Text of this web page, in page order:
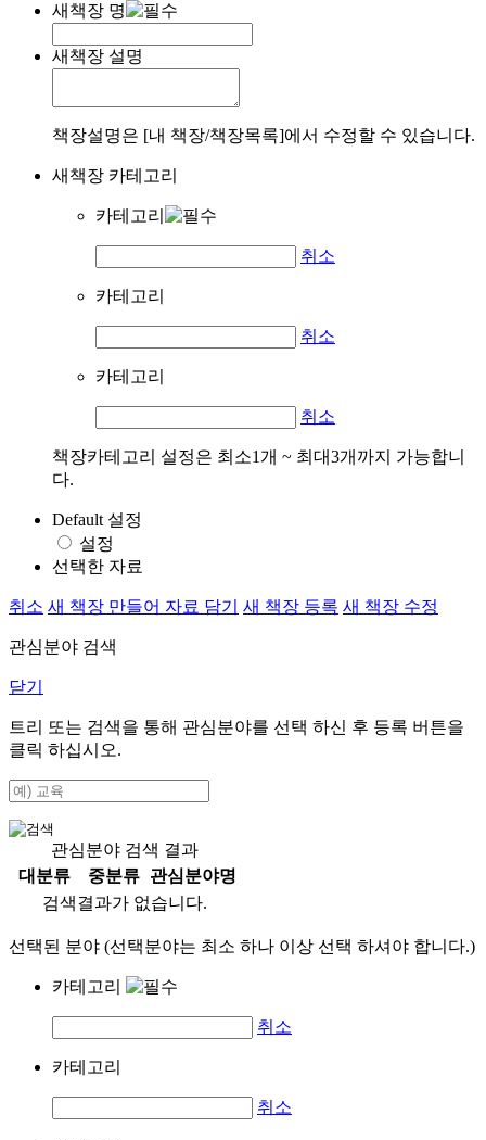
새책장 명
새책장 설명
책장설명은 [내 책장/책장목록]에서 수정할 수 있습니다.
새책장 카테고리
카테고리
취소
카테고리
취소
카테고리
취소
책장카테고리 설정은 최소1개 ~ 최대3개까지 가능합니
다.
Default 설정
설정
선택한 자료
취소 새 책장 만들어 자료 담기 새 책장 등록 새 책장 수정
관심분야 검색
닫기
트리 또는 검색을 통해 관심분야를 선택 하신 후 등록 버튼을
클릭 하십시오.
관심분야 검색 결과
대분류
중분류
관심분야명
검색결과가 없습니다.
선택된 분야 (선택분야는 최소 하나 이상 선택 하셔야 합니다.)
카테고리
취소
카테고리
취소